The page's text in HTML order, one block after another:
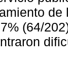
(64/